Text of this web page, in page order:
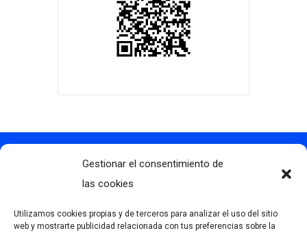
Gestionar el consentimiento de
las cookies
Utilizamos cookies propias y de terceros para analizar el uso del sitio
web y mostrarte publicidad relacionada con tus preferencias sobre la
Contacto
info@clubdegolflascaldas.com
681 163 108